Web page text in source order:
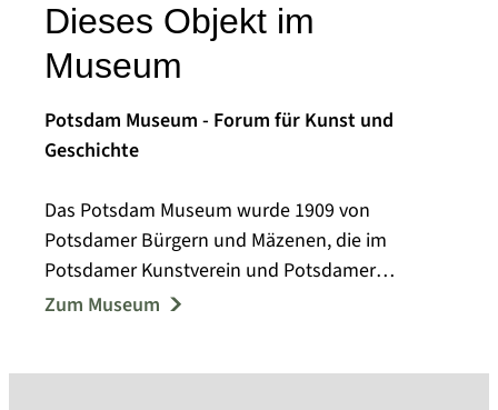
Dieses Objekt im
Museum
Potsdam Museum - Forum für Kunst und
Geschichte
Das Potsdam Museum wurde 1909 von
Potsdamer Bürgern und Mäzenen, die im
Potsdamer Kunstverein und Potsdamer
Museumsverein aktiv waren, als Städtisches
Zum Museum